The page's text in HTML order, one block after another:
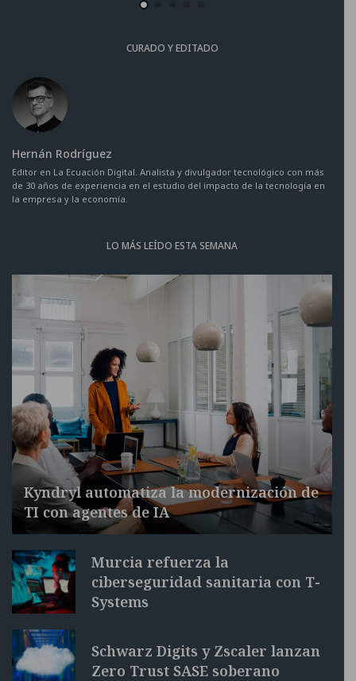
CURADO Y EDITADO
Hernán Rodríguez
Editor en La Ecuación Digital. Analista y divulgador tecnológico con más
de 30 años de experiencia en el estudio del impacto de la tecnología en
la empresa y la economía.
LO MÁS LEÍDO ESTA SEMANA
Kyndryl automatiza la modernización de
TI con agentes de IA
Murcia refuerza la
ciberseguridad sanitaria con T-
Systems
Schwarz Digits y Zscaler lanzan
Zero Trust SASE soberano